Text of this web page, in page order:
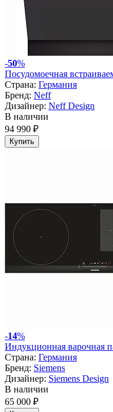
-50%
Посудомоечная
Страна: Германия
Бренд: Neff
Дизайнер: Neff Design
В наличии
94 990 ₽
Купить
-14%
Индукционная варочная
Страна: Германия
Бренд: Siemens
Дизайнер: Siemens Design
В наличии
65 000 ₽